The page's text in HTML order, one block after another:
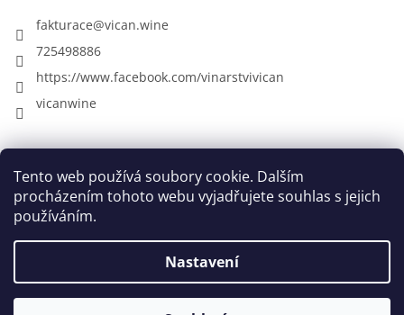
Tento web používá soubory cookie. Dalším
procházením tohoto webu vyjadřujete souhlas s jejich
používáním.
Nastavení
fakturace@vican.wine
725498886
https://www.facebook.com/vinarstvivican
vicanwine
Copyright 2026VICAN - rodinné vinařství. Všechna práva